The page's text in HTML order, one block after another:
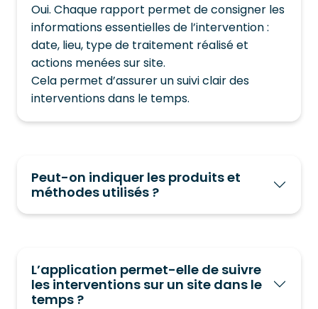
Oui. Chaque rapport permet de consigner les
informations essentielles de l’intervention :
date, lieu, type de traitement réalisé et
actions menées sur site.
Cela permet d’assurer un suivi clair des
interventions dans le temps.
Peut-on indiquer les produits et
méthodes utilisés ?
L’application permet-elle de suivre
les interventions sur un site dans le
temps ?